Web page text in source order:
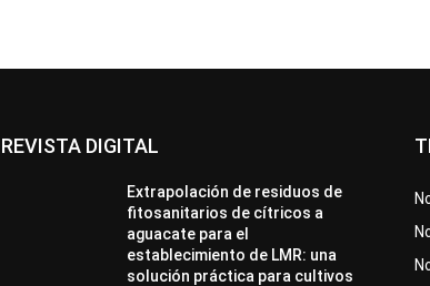
REVISTA DIGITAL
Extrapolación de residuos de
fitosanitarios de cítricos a
aguacate para el
establecimiento de LMR: una
solución práctica para cultivos